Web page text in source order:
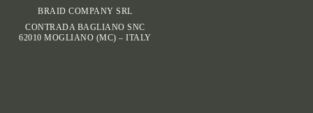
BRAID COMPANY SRL
CONTRADA BAGLIANO SNC
62010 MOGLIANO (MC) – ITALY